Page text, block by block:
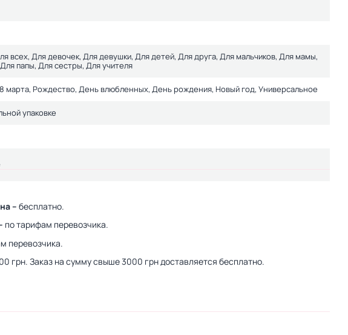
всех, Для девочек, Для девушки, Для детей, Для друга, Для мальчиков, Для мамы,
папы, Для сестры, Для учителя
марта, Рождество, День влюбленных, День рождения, Новый год, Универсальное
упаковке
– бесплатно.
по тарифам перевозчика.
перевозчика.
грн. Заказ на сумму свыше 3000 грн доставляется бесплатно.